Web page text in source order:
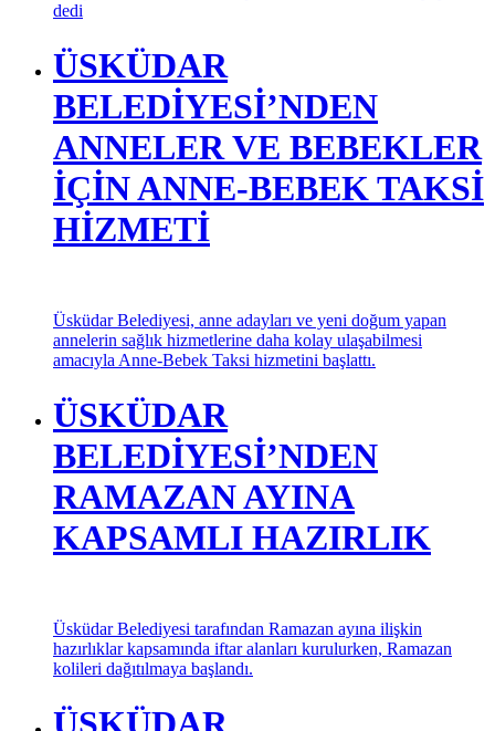
Saadet Partisi Üsküdar İlçe başkanı Hüseyin Çakmak
Ramazan’ın getirdiği rahmet, merhamet ve birlik ruhu sadece
bu aya mahsus kalmasın; toplumumuzun her alanına yayılsın.
dedi
ÜSKÜDAR
BELEDİYESİ’NDEN
İÇİN ANNE-BEBEK TAKSİ
HİZMETİ
Üsküdar Belediyesi, anne adayları ve yeni doğum yapan
annelerin sağlık hizmetlerine daha kolay ulaşabilmesi
amacıyla Anne-Bebek Taksi hizmetini başlattı.
BELEDİYESİ’NDEN
RAMAZAN AYINA
KAPSAMLI HAZIRLIK